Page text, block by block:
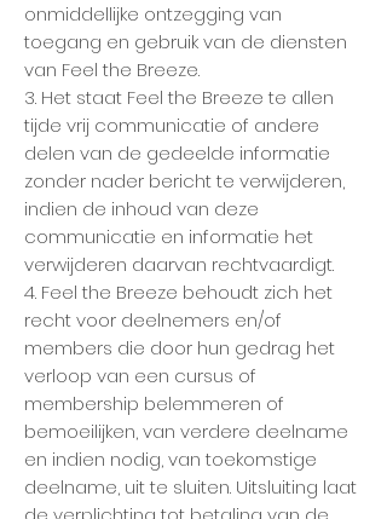
onmiddellijke ontzegging van
toegang en gebruik van de diensten
van Feel the Breeze.
3. Het staat Feel the Breeze te allen
tijde vrij communicatie of andere
delen van de gedeelde informatie
zonder nader bericht te verwijderen,
indien de inhoud van deze
communicatie en informatie het
verwijderen daarvan rechtvaardigt.
4. Feel the Breeze behoudt zich het
recht voor deelnemers en/of
members die door hun gedrag het
verloop van een cursus of
membership belemmeren of
bemoeilijken, van verdere deelname
en indien nodig, van toekomstige
deelname, uit te sluiten. Uitsluiting laat